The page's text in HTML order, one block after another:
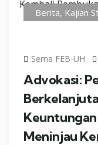
Berita, Kajian
Sema FEB-UH
Advokasi:
Keuntungan
Meninjau